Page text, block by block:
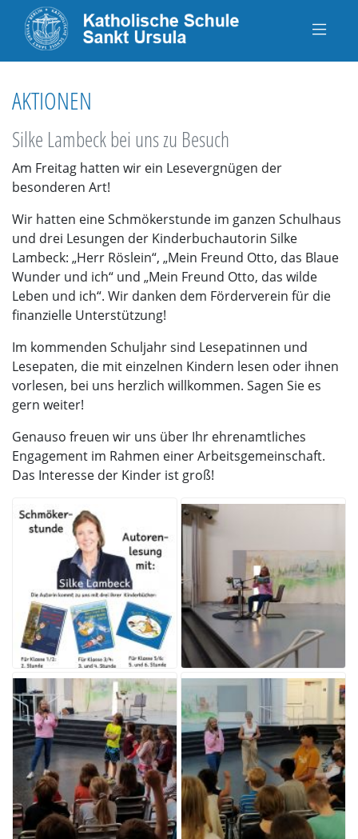
AKTIONEN
Silke Lambeck bei uns zu Besuch
Am Freitag hatten wir ein Lesevergnügen der
besonderen Art!
Wir hatten eine Schmökerstunde im ganzen Schulhaus
und drei Lesungen der Kinderbuchautorin Silke
Lambeck: „Herr Röslein“, „Mein Freund Otto, das Blaue
Wunder und ich“ und „Mein Freund Otto, das wilde
Leben und ich“. Wir danken dem Förderverein für die
finanzielle Unterstützung!
Im kommenden Schuljahr sind Lesepatinnen und
Lesepaten, die mit einzelnen Kindern lesen oder ihnen
vorlesen, bei uns herzlich willkommen. Sagen Sie es
gern weiter!
Genauso freuen wir uns über Ihr ehrenamtliches
Engagement im Rahmen einer Arbeitsgemeinschaft.
Das Interesse der Kinder ist groß!